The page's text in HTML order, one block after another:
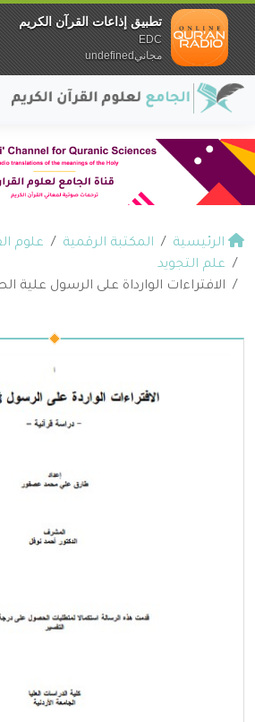
الرئيسية المكتبة الرقمية
علوم
علم التجويد
الافتراءات الوارداة على الرسول علية
تطبيق إذاعات القرآن الكريم
EDC
مجانيundefined